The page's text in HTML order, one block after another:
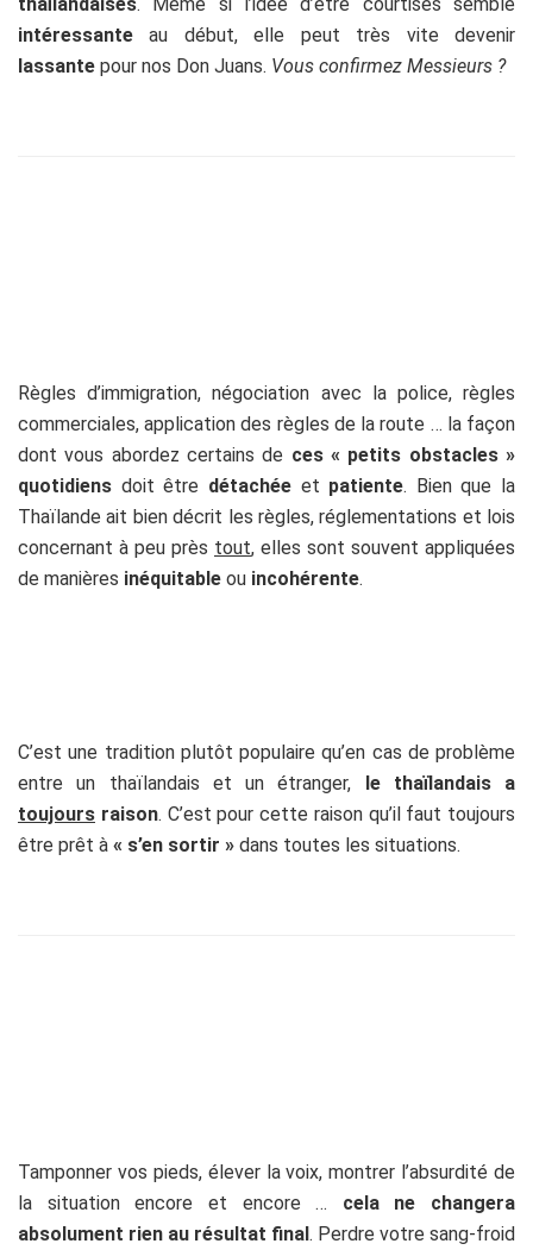
intéressanteau début, elle peut très vite devenir
lassante pour nos Don Juans. Vous confirmez Messieurs ?
Règles d’immigration, négociation avec la police, règles
commerciales, application des règles de la route … la façon
dont vous abordez certains de ces « petits obstacles »
quotidiens doit être détachée et patiente. Bien que la
Thaïlande ait bien décrit les règles, réglementations et lois
concernant à peu près tout, elles sont souvent appliquées
de manières inéquitable ou incohérente.
C’est une tradition plutôt populaire qu’en cas de problème
entre un thaïlandais et un étranger, le thaïlandais a
toujours raison. C’est pour cette raison qu’il faut toujours
être prêt à « s’en sortir » dans toutes les situations.
Tamponner vos pieds, élever la voix, montrer l’absurdité de
la situation encore et encore … cela ne changera
absolument rien au résultat final. Perdre votre sang-froid